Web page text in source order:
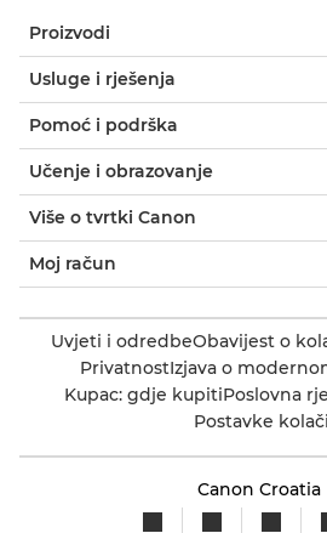
Proizvodi
Usluge i rješenja
Pomoć i podrška
Učenje i obrazovanje
Više o tvrtki Canon
Moj račun
Uvjeti i odredbeObavijest o
PrivatnostIzjava o
Kupac: gdje kupitiPoslovna
Postavke
Canon Croatia